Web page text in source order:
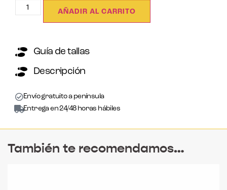
AÑADIR AL CARRITO
Guía de tallas
Descripción
Envío gratuito a península
Entrega en 24/48 horas hábiles
También te recomendamos…